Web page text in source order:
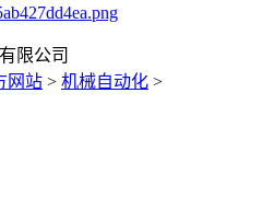
网站 > 机械自动化 >